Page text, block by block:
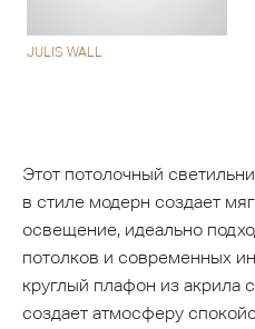
JULIS WALL
Этот потолочный
в стиле модерн создает
освещение, идеально
потолков и современных
круглый плафон из
создает атмосферу